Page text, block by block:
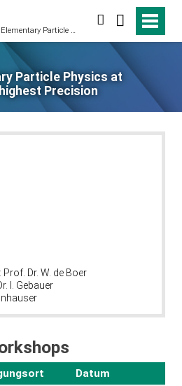
GRK 1694: Elementary Particle Physics at Highest Energy and highest Precision
search
Particle Physics at
Precision
Dr. W. de Boer
I. Gebauer
Datum